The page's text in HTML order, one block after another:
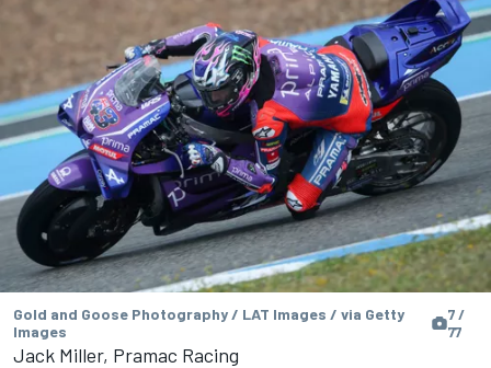
Gold and Goose Photography / LAT Images / via Getty
Images
7 /
77
Jack Miller, Pramac Racing